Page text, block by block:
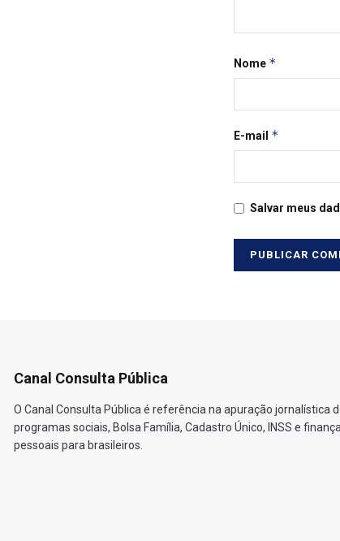
Nome *
E-mail *
Salvar meus
Canal Consulta Pública
O Canal Consulta Pública é referência na apuração jornalística
programas sociais, Bolsa Família, Cadastro Único, INSS e
pessoais para brasileiros.